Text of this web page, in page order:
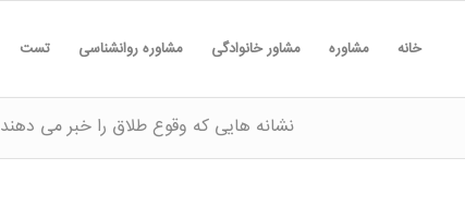
خانه مشاوره مشاور خانوادگی مشاوره روانشناسی تست
نشانه هایی که وقوع طلاق را خبر می دهند